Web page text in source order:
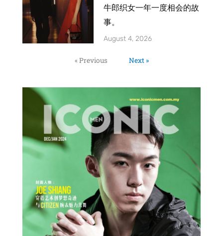
牛郎织女一年一度相会的故
事。
August 4, 2026
« Previous Next »